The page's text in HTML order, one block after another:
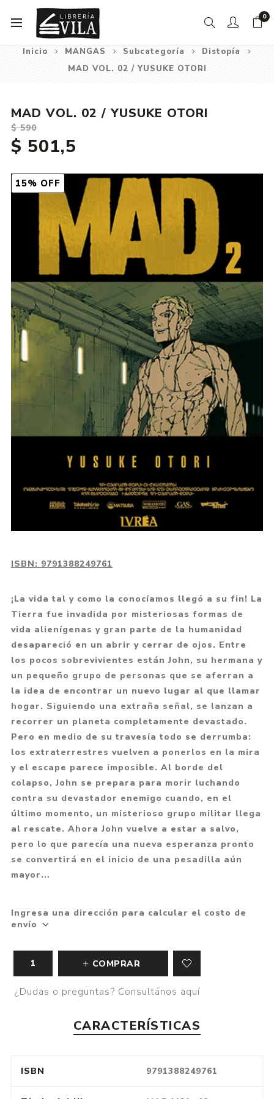
0
Inicio MANGAS Subcategoría
Distopía
MAD VOL. 02 / YUSUKE OTORI
15% OFF
MAD VOL. 02 / YUSUKE OTORI
$ 590
$ 501,5
ISBN: 9791388249761
¡La vida tal y como la conocíamos llegó a su fin! La
Tierra fue invadida por misteriosas formas de
vida alienígenas y gran parte de la humanidad
desapareció en un abrir y cerrar de ojos. Entre
los pocos sobrevivientes están John, su hermana y
un pequeño grupo de personas que se aferran a
la idea de encontrar un nuevo lugar al que llamar
hogar. Siguiendo una extraña señal, se lanzan a
recorrer un planeta completamente devastado.
Pero en medio de su travesía todo se derrumba:
los extraterrestres vuelven a ponerlos en la mira
y el escape parece imposible. Al borde del
colapso, John se prepara para morir luchando
contra su devastador enemigo cuando, en el
último momento, un misterioso grupo militar llega
al rescate. Ahora John vuelve a estar a salvo,
pero lo que parecía una nueva esperanza pronto
se convertirá en el inicio de una pesadilla aún
mayor...
Ingresa una dirección para calcular el costo de
envío
COMPRAR
¿Dudas o preguntas? Consultános aquí
CARACTERÍSTICAS
ISBN 9791388249761